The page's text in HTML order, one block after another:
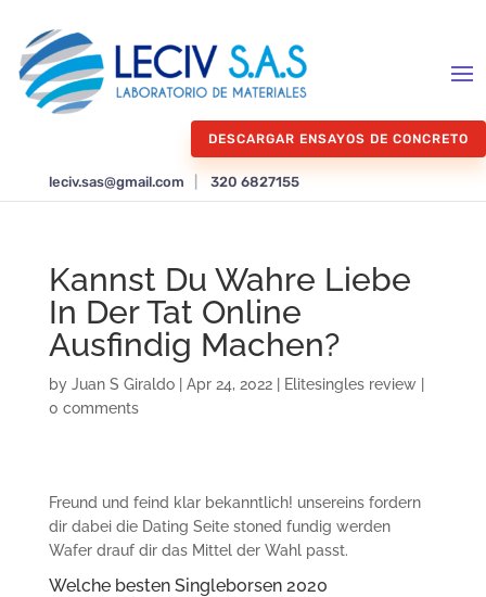
DESCARGAR ENSAYOS DE CONCRETO
leciv.sas@gmail.com 320 6827155
Kannst Du Wahre Liebe
In Der Tat Online
Ausfindig Machen?
by Juan S Giraldo| Apr 24, 2022| Elitesingles review
0 comments
Freund und feind klar bekanntlich! unsereins fordern
dir dabei die Dating Seite stoned fundig werden
Wafer drauf dir das Mittel der Wahl passt.
Welche besten Singleborsen 2020